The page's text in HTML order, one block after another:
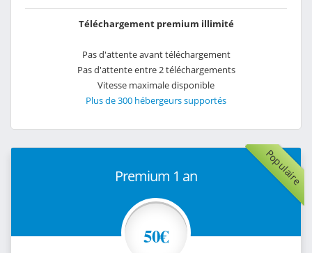
Téléchargement premium illimité
Pas d'attente avant téléchargement
Pas d'attente entre 2 téléchargements
Vitesse maximale disponible
Plus de 300 hébergeurs supportés
Populaire
Premium 1 an
50€